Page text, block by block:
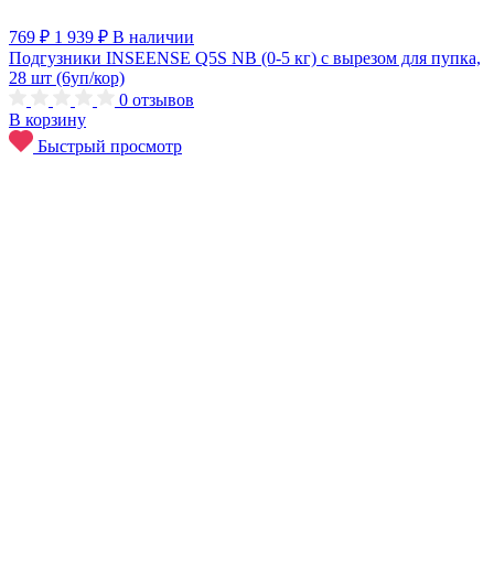
769 ₽ 1 939 ₽ В наличии
Подгузники INSEENSE Q5S NB (0-5 кг) с вырезом для пупка,
28 шт (6уп/кор)
0 отзывов
В корзину
Быстрый просмотр